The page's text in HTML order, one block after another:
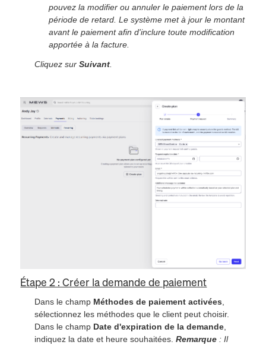
pouvez la modifier ou annuler le paiement lors de la
période de retard. Le système met à jour le montant
avant le paiement afin d'inclure toute modification
apportée à la facture.
Cliquez surSuivant
Étape 2 : Créer la demande de paiement
Dans le champ Méthodes de paiement activées,
sélectionnez les méthodes que le client peut choisir.
Dans le champ Date d'expiration de la demande,
indiquez la date et heure souhaitées.Remarque : Il